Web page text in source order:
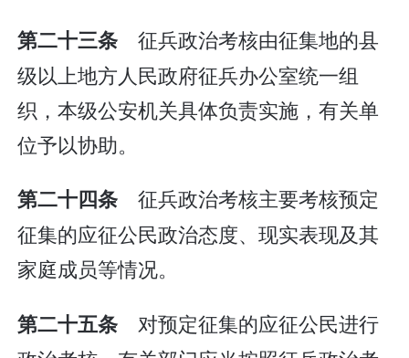
第二十三条 征兵政治考核由征集地的县
级以上地方人民政府征兵办公室统一组
织，本级公安机关具体负责实施，有关单
位予以协助。
第二十四条 征兵政治考核主要考核预定
征集的应征公民政治态度、现实表现及其
家庭成员等情况。
第二十五条 对预定征集的应征公民进行